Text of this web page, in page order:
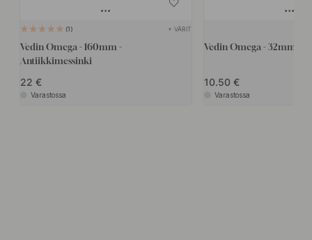
1 + VÄRIT
Vedin Omega - 160mm -
Antiikkimessinki
22
Varastossa
Vedin Omega - 32mm -
10.50
Varastossa